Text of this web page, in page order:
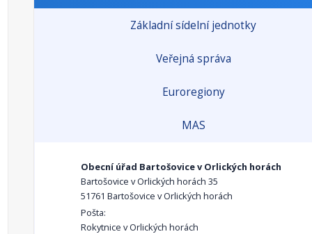
Základní sídelní jednotky
Veřejná správa
Euroregiony
MAS
Obecní úřad Bartošovice v Orlických horách
Bartošovice v Orlických horách 35
51761 Bartošovice v Orlických horách
Pošta:
Rokytnice v Orlických horách